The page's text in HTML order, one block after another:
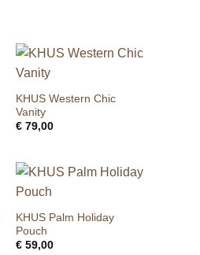
KHUS Western Chic
Vanity
€79,00
KHUS Palm Holiday
Pouch
€59,00